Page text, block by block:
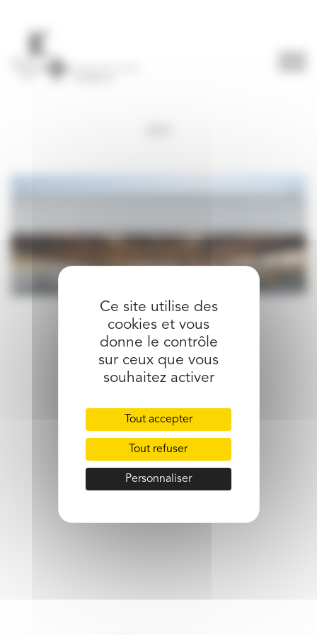
partager l’article
Ce site utilise des
cookies et vous
donne le contrôle
sur ceux que vous
souhaitez activer
Tout accepter
Tout refuser
Personnaliser